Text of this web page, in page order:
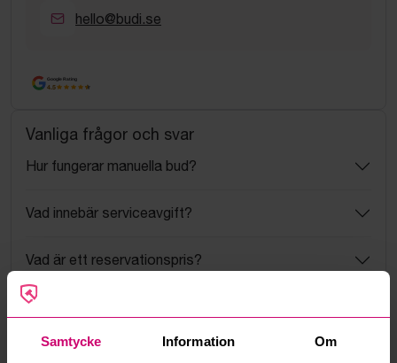
Samtycke Information Om
hello@budi.se
Google Rating
4.5
Vanliga frågor och svar
Hur fungerar manuella bud?
Vad innebär serviceavgift?
Vad är ett reservationspris?
Hur fungerar maxbud?
Hur fungerar budmotorn?